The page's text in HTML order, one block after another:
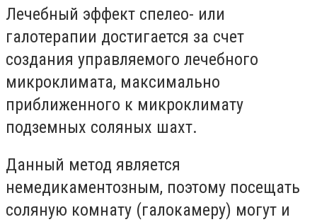
Лечебный эффект спелео- или
галотерапии достигается за счет
создания управляемого лечебного
микроклимата, максимально
приближенного к микроклимату
подземных соляных шахт.
Данный метод является
немедикаментозным, поэтому посещать
соляную комнату (галокамеру) могут и